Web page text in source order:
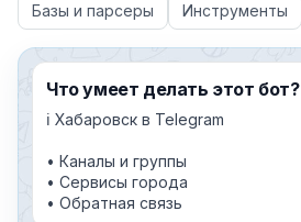
Базы и парсеры Инструменты
Что умеет делать этот бот?
ℹ️ Хабаровск в Telegram
• Каналы и группы
• Сервисы города
• Обратная связь